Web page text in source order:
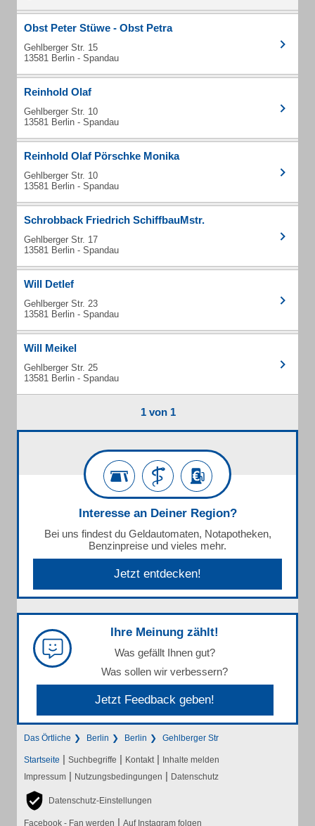
Obst Peter Stüwe - Obst Petra
Gehlberger Str. 15
13581 Berlin - Spandau
Reinhold Olaf
Gehlberger Str. 10
13581 Berlin - Spandau
Reinhold Olaf Pörschke Monika
Gehlberger Str. 10
13581 Berlin - Spandau
Schrobback Friedrich SchiffbauMstr.
Gehlberger Str. 17
13581 Berlin - Spandau
Will Detlef
Gehlberger Str. 23
13581 Berlin - Spandau
Will Meikel
Gehlberger Str. 25
13581 Berlin - Spandau
1 von 1
Interesse an Deiner Region?
Bei uns findest du Geldautomaten, Notapotheken,
Benzinpreise und vieles mehr.
Jetzt entdecken!
Ihre Meinung zählt!
Was gefällt Ihnen gut?
Was sollen wir verbessern?
Jetzt Feedback geben!
Das Örtliche Berlin Berlin Gehlberger Str
Startseite | Suchbegriffe | Kontakt | Inhalte melden
Impressum | Nutzungsbedingungen | Datenschutz
Datenschutz-Einstellungen
Facebook - Fan werden | Auf Instagram folgen